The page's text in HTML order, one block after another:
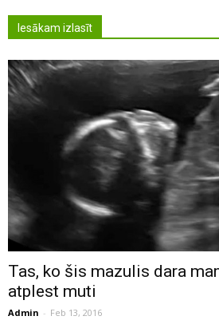
Iesākam izlasīt
Tas, ko šis mazulis dara
atplest muti
Admin - Feb 13, 2016